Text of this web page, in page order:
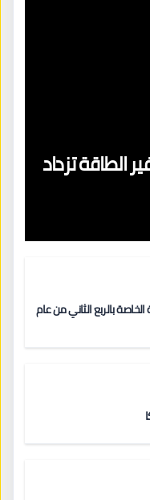
الطاقة تزداد
بالربع الثاني من عام